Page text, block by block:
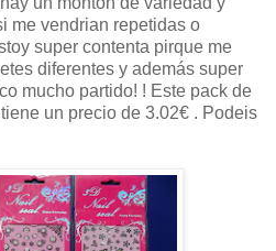
me vendrian repetidas o
super contenta pirque me
diferentes y además super
mucho partido! ! Este pack de
un precio de 3.02€ . Podeis